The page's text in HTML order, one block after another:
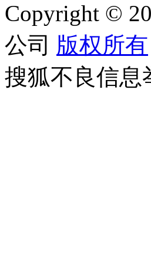
Copyright ©
公司 版权所有
搜狐不良信息